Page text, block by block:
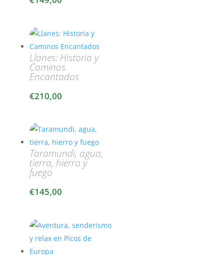
Llanes: Historia y
Caminos
Encantados
€210,00
Taramundi, agua,
tierra, hierro y
fuego
€145,00